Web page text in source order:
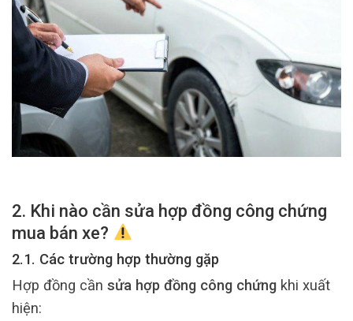
2. Khi nào cần sửa hợp đồng công chứng
mua bán xe?
2.1. Các trường hợp thường gặp
Hợp đồng cần sửa hợp đồng công chứng khi xuất
hiện: